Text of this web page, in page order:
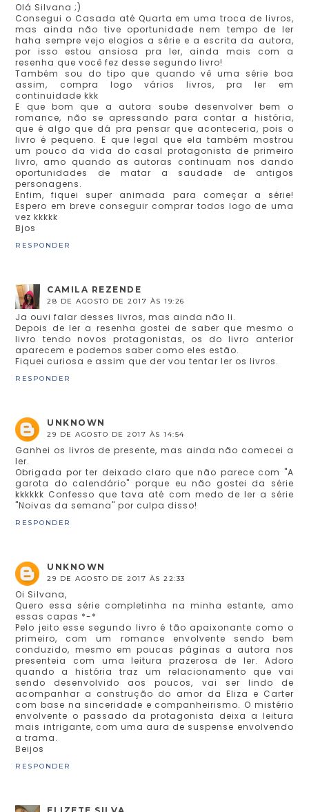
Olá Silvana ;)
Consegui o Casada até Quarta em uma troca de livros,
mas ainda não tive oportunidade nem tempo de ler
haha sempre vejo elogios a série e a escrita da autora,
por isso estou ansiosa pra ler, ainda mais com a
resenha que você fez desse segundo livro!
Também sou do tipo que quando vê uma série boa
assim, compra logo vários livros, pra ler em
continuidade kkk
E que bom que a autora soube desenvolver bem o
romance, não se apressando para contar a história,
que é algo que dá pra pensar que aconteceria, pois o
livro é pequeno. E que legal que ela também mostrou
um pouco da vida do casal protagonista de primeiro
livro, amo quando as autoras continuam nos dando
oportunidades de matar a saudade de antigos
personagens.
Enfim, fiquei super animada para começar a série!
Espero em breve conseguir comprar todos logo de uma
vez kkkkk
Bjos
RESPONDER
CAMILA REZENDE
28 DE AGOSTO DE 2017 ÀS 19:26
Ja ouvi falar desses livros, mas ainda não li.
Depois de ler a resenha gostei de saber que mesmo o
livro tendo novos protagonistas, os do livro anterior
aparecem e podemos saber como eles estão.
Fiquei curiosa e assim que der vou tentar ler os livros.
RESPONDER
UNKNOWN
29 DE AGOSTO DE 2017 ÀS 14:54
Ganhei os livros de presente, mas ainda não comecei a
ler.
Obrigada por ter deixado claro que não parece com "A
garota do calendário" porque eu não gostei da série
kkkkkk Confesso que tava até com medo de ler a série
"Noivas da semana" por culpa disso!
RESPONDER
UNKNOWN
29 DE AGOSTO DE 2017 ÀS 22:33
Oi Silvana,
Quero essa série completinha na minha estante, amo
essas capas *-*
Pelo jeito esse segundo livro é tão apaixonante como o
primeiro, com um romance envolvente sendo bem
conduzido, mesmo em poucas páginas a autora nos
presenteia com uma leitura prazerosa de ler. Adoro
quando a história traz um relacionamento que vai
sendo desenvolvido aos poucos, vai ser lindo de
acompanhar a construção do amor da Eliza e Carter
com base na sinceridade e companheirismo. O mistério
envolvente o passado da protagonista deixa a leitura
mais intrigante, com uma aura de suspense envolvendo
a trama.
Beijos
RESPONDER